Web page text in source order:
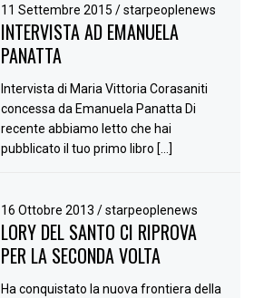
11 Settembre 2015/ starpeoplenews
INTERVISTA AD EMANUELA
PANATTA
Intervista di Maria Vittoria Corasaniti
concessa da Emanuela Panatta Di
recente abbiamo letto che hai
pubblicato il tuo primo libro […]
16 Ottobre 2013/ starpeoplenews
LORY DEL SANTO CI RIPROVA
PER LA SECONDA VOLTA
Ha conquistato la nuova frontiera della